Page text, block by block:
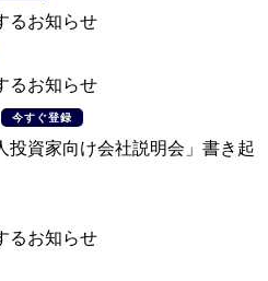
るお知らせ
るお知らせ
今すぐ登録
投資家向け会社説明会」書き起
るお知らせ